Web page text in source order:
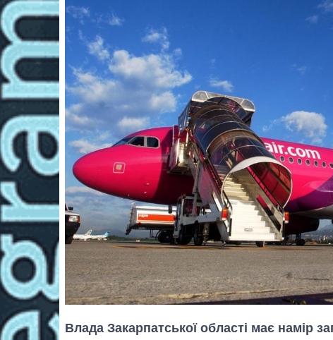
Влада Закарпатської області має намір